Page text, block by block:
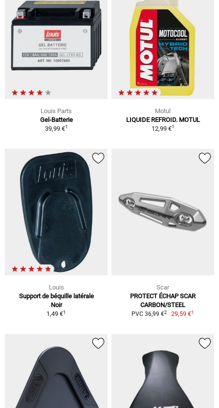
Louis Parts
Gel-Batterie
39,99 €1
Motul
LIQUIDE REFROID. MOTUL
12,99 €1
Louis
Support de béquille latérale
Noir
1,49 €1
Scar
PROTECT ÉCHAP SCAR
CARBON/STEEL
PVC 36,99 €2 29,59 €1